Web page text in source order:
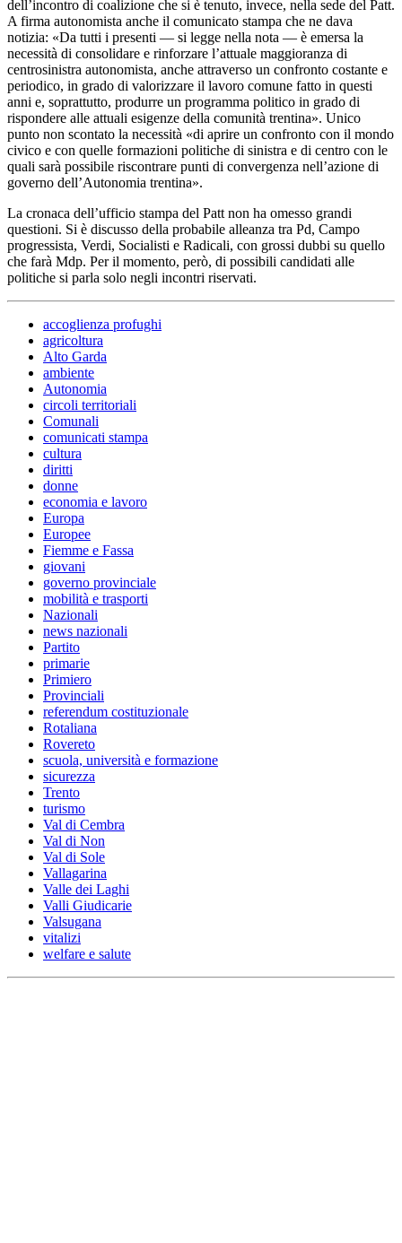
dell’incontro di coalizione che si è tenuto, invece, nella sede del Patt.
A firma autonomista anche il comunicato stampa che ne dava
notizia: «Da tutti i presenti — si legge nella nota — è emersa la
necessità di consolidare e rinforzare l’attuale maggioranza di
centrosinistra autonomista, anche attraverso un confronto costante e
periodico, in grado di valorizzare il lavoro comune fatto in questi
anni e, soprattutto, produrre un programma politico in grado di
rispondere alle attuali esigenze della comunità trentina». Unico
punto non scontato la necessità «di aprire un confronto con il mondo
civico e con quelle formazioni politiche di sinistra e di centro con le
quali sarà possibile riscontrare punti di convergenza nell’azione di
governo dell’Autonomia trentina».
La cronaca dell’ufficio stampa del Patt non ha omesso grandi
questioni. Si è discusso della probabile alleanza tra Pd, Campo
progressista, Verdi, Socialisti e Radicali, con grossi dubbi su quello
che farà Mdp. Per il momento, però, di possibili candidati alle
politiche si parla solo negli incontri riservati.
accoglienza profughi
agricoltura
Alto Garda
ambiente
Autonomia
circoli territoriali
Comunali
comunicati stampa
cultura
diritti
donne
economia e lavoro
Europa
Europee
Fiemme e Fassa
giovani
governo provinciale
mobilità e trasporti
Nazionali
news nazionali
Partito
primarie
Primiero
Provinciali
referendum costituzionale
Rotaliana
Rovereto
scuola, università e formazione
sicurezza
Trento
turismo
Val di Cembra
Val di Non
Val di Sole
Vallagarina
Valle dei Laghi
Valli Giudicarie
Valsugana
vitalizi
welfare e salute